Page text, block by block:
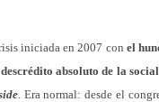
iniciada en 2007 con el
absoluto de la
. Era normal: desde el